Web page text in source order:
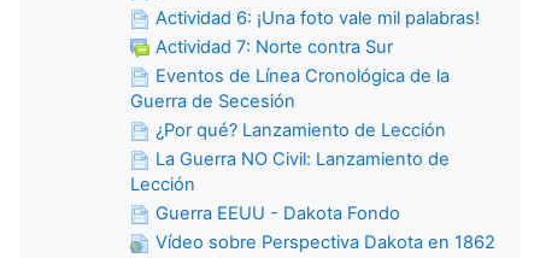
Actividad 6: ¡Una foto vale mil palabras!
Actividad 7: Norte contra Sur
Eventos de Línea Cronológica de la
Guerra de Secesión
¿Por qué? Lanzamiento de Lección
La Guerra NO Civil: Lanzamiento de
Lección
Guerra EEUU - Dakota Fondo
Vídeo sobre Perspectiva Dakota en 1862